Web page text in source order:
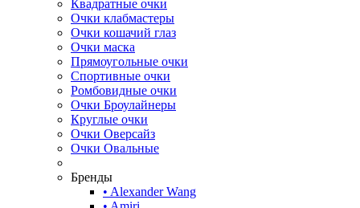
Квадратные очки
Очки клабмастеры
Очки кошачий глаз
Очки маска
Прямоугольные очки
Спортивные очки
Ромбовидные очки
Очки Броулайнеры
Круглые очки
Очки Оверсайз
Очки Овальные
Бренды
• Alexander Wang